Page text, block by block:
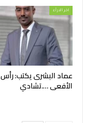
اخر الارأء
عماد البشرى يكتب: رأس
الأفعى ….تشادي